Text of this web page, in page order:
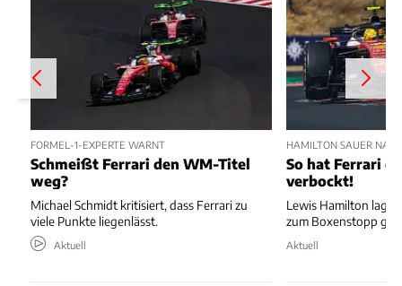
FORMEL-1-EXPERTE WARNT
Schmeißt Ferrari den WM-Titel
weg?
Michael Schmidt kritisiert, dass Ferrari zu
viele Punkte liegenlässt.
Aktuell
HAMILTON SAUER
So hat Ferrari
verbockt!
Lewis Hamilton lag
zum Boxenstopp
Aktuell